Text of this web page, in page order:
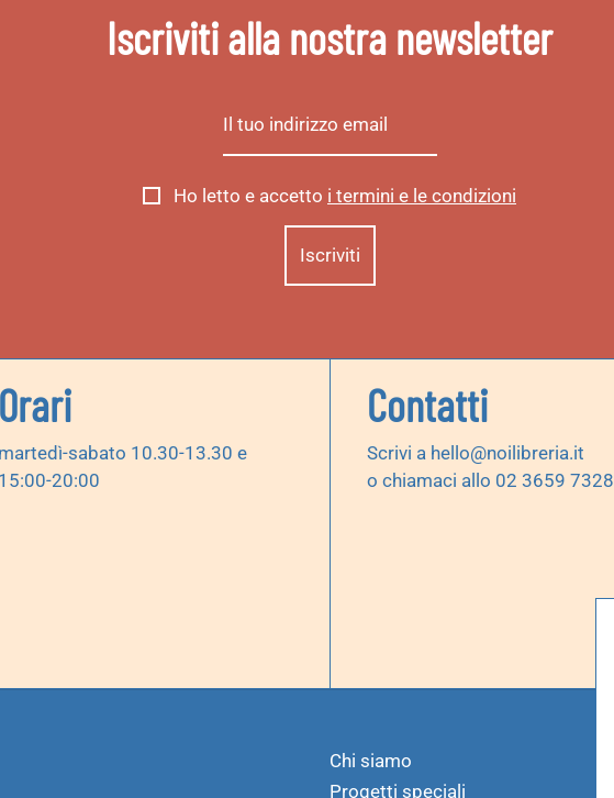
Iscriviti alla nostra newsletter
Ho letto e accetto i termini e le condizioni
Orari
martedì-sabato 10.30-13.30 e
15:00-20:00
Contatti
Scrivi a hello@noilibreria.it
o chiamaci allo 02 3659 7328
Chi siamo
Progetti speciali